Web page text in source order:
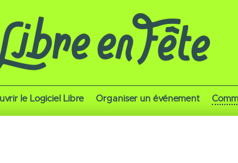
le Logiciel Libre Organiser un événement